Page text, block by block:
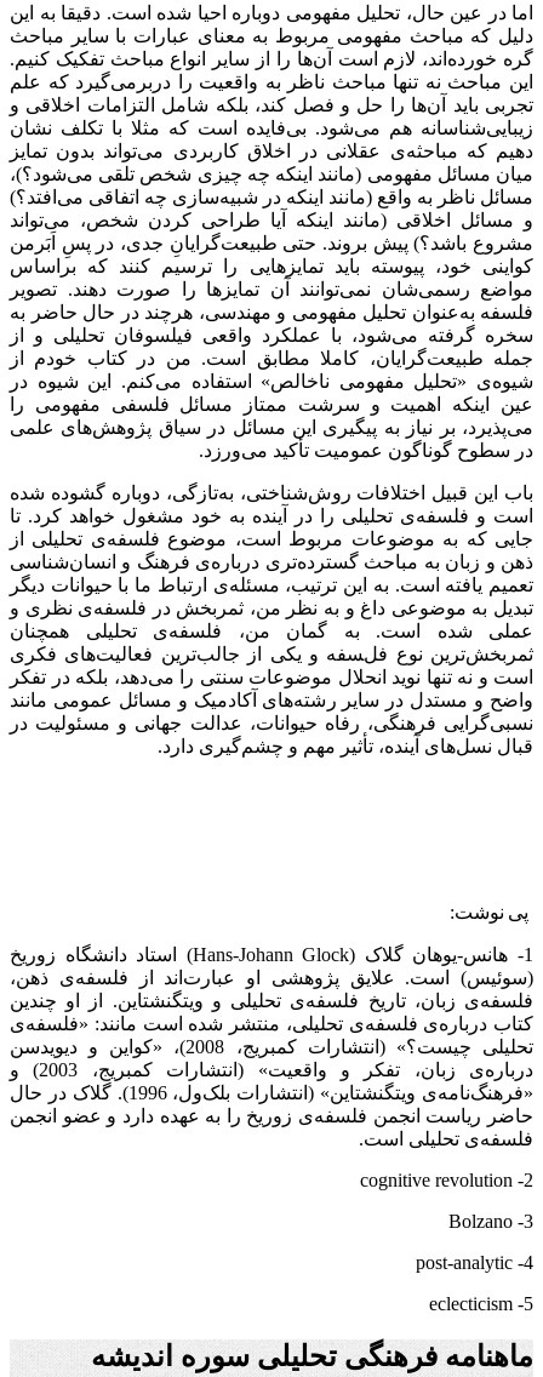
اما در عین حال، تحلیل مفهومی دوباره احیا شده است. دقیقا به این
دلیل که مباحث مفهومی مربوط به معنای عبارات با سایر مباحث
گره خورده‌اند، لازم است آن‌ها را از سایر انواع مباحث تفکیک کنیم.
این مباحث نه تنها مباحث ناظر به واقعیت را دربرمی‌گیرد که علم
تجربی باید آن‌ها را حل و فصل کند، بلکه شامل التزامات اخلاقی و
زیبایی‌شناسانه هم می‌شود. بی‌فایده است که مثلا با تکلف نشان
دهیم که مباحثه‌ی عقلانی در اخلاق کاربردی می‌تواند بدون تمایز
میان مسائل مفهومی (مانند اینکه چه چیزی شخص تلقی می‌شود؟)،
مسائل ناظر به واقع (مانند اینکه در شبیه‌سازی چه اتفاقی می‌افتد؟)
و مسائل اخلاقی (مانند اینکه آیا طراحی کردن شخص، می‌تواند
مشروع باشد؟) پیش بروند. حتی طبیعت‌گرایانِ جدی، در پسِ اَبَرمن
کواینی خود، پیوسته باید تمایزهایی را ترسیم کنند که براساس
مواضع رسمی‌شان نمی‌توانند آن تمایزها را صورت دهند. تصویر
فلسفه به‌عنوان تحلیل مفهومی و مهندسی، هرچند در حال حاضر به
سخره گرفته می‌شود، با عملکرد واقعی فیلسوفان تحلیلی و از
جمله طبیعت‌گرایان، کاملا مطابق است. من در کتاب خودم از
شیوه‌ی «تحلیل مفهومی ناخالص» استفاده می‌کنم. این شیوه در
عین اینکه اهمیت و سرشت ممتاز مسائل فلسفی مفهومی را
می‌پذیرد، بر نیاز به پیگیری این مسائل در سیاق پژوهش‌های علمی
در سطوح گوناگون عمومیت تأکید می‌ورزد.
باب این قبیل اختلافات روش‌شناختی، به‌تازگی، دوباره گشوده شده
است و فلسفه‌ی تحلیلی را در آینده به خود مشغول خواهد کرد. تا
جایی که به موضوعات مربوط است، موضوع فلسفه‌ی تحلیلی از
ذهن و زبان به مباحث گسترده‌تری درباره‌ی فرهنگ و انسان‌شناسی
تعمیم یافته است. به این ترتیب، مسئله‌ی ارتباط ما با حیوانات دیگر
تبدیل به موضوعی داغ و به نظر من، ثمربخش در فلسفه‌ی نظری و
عملی شده است. به گمان من، فلسفه‌ی تحلیلی همچنان
ثمربخش‌ترین نوع فلسفه و یکی از جالب‌ترین فعالیت‌های فکری
است و نه تنها نوید انحلال موضوعات سنتی را می‌دهد، بلکه در تفکر
واضح و مستدل در سایر رشته‌های آکادمیک و مسائل عمومی مانند
نسبی‌گرایی فرهنگی، رفاه حیوانات، عدالت جهانی و مسئولیت در
قبال نسل‌های آینده، تأثیر مهم و چشم‌گیری دارد.
پی نوشت:
1- هانس-یوهان گلاک ( Hans-Johann Glock) استاد دانشگاه زوریخ
(سوئیس) است. علایق پژوهشی او عبارت‌اند از فلسفه‌ی ذهن،
فلسفه‌ی زبان، تاریخ فلسفه‌ی تحلیلی و ویتگنشتاین. از او چندین
کتاب درباره‌ی فلسفه‌ی تحلیلی، منتشر شده است مانند: «فلسفه‌ی
تحلیلی چیست؟» (انتشارات کمبریج، 2008)، «کواین و دیویدسن
درباره‌ی زبان، تفکر و واقعیت» (انتشارات کمبریج، 2003) و
«فرهنگ‌نامه‌ی ویتگنشتاین» (انتشارات بلک‌ول، 1996). گلاک در حال
حاضر ریاست انجمن فلسفه‌ی زوریخ را به عهده دارد و عضو انجمن
فلسفه‌ی تحلیلی است.
2-
cognitive revolution
3-
Bolzano
4-
post-analytic
5-
eclecticism
ماهنامه فرهنگی تحلیلی سوره اندیشه